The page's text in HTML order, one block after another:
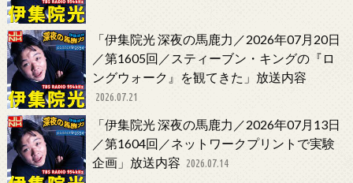
「伊集院光 深夜の馬鹿力／2026年07月20日
／第1605回／スティーブン・キングの『ロ
ングウォーク』を観てきた」放送内容
2026.07.21
「伊集院光 深夜の馬鹿力／2026年07月13日
／第1604回／ネットワークプリントで実験
企画」放送内容 2026.07.14